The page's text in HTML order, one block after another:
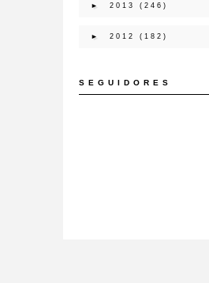
► 2013 (246)
► 2012 (182)
SEGUIDORES